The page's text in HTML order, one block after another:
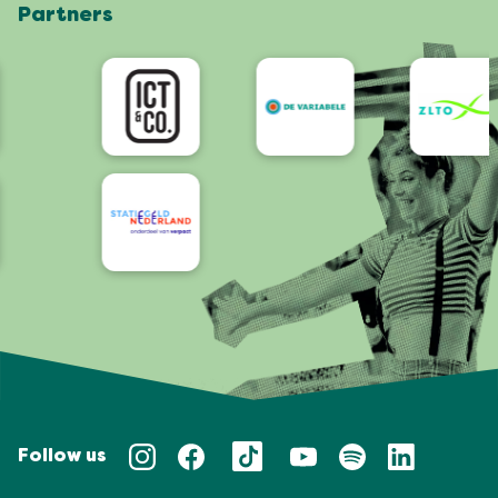
App
Bereikbaarheid/Toegankelijkheid
Partners
Follow us